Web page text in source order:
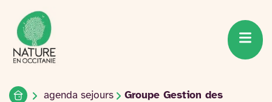
Accéder
au
contenu
Accueil du site
Accueilagenda sejours
Groupe Gestion des